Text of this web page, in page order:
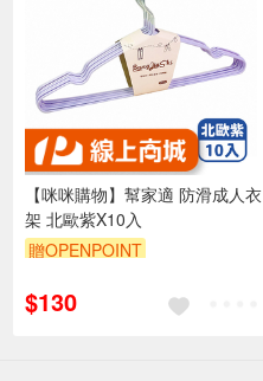
【咪咪購物】幫家適 防滑成人衣
架 北歐紫X10入
贈OPENPOINT
$130